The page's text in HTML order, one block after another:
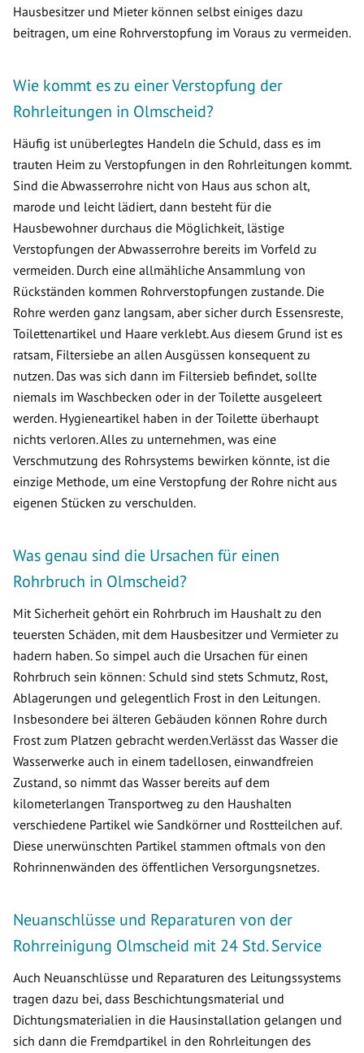
Hausbesitzer und Mieter können selbst einiges dazu
beitragen, um eine Rohrverstopfung im Voraus zu vermeiden.
Wie kommt es zu einer Verstopfung der
Rohrleitungen in Olmscheid?
Häufig ist unüberlegtes Handeln die Schuld, dass es im
trauten Heim zu Verstopfungen in den Rohrleitungen kommt.
Sind die Abwasserrohre nicht von Haus aus schon alt,
marode und leicht lädiert, dann besteht für die
Hausbewohner durchaus die Möglichkeit, lästige
Verstopfungen der Abwasserrohre bereits im Vorfeld zu
vermeiden. Durch eine allmähliche Ansammlung von
Rückständen kommen Rohrverstopfungen zustande. Die
Rohre werden ganz langsam, aber sicher durch Essensreste,
Toilettenartikel und Haare verklebt. Aus diesem Grund ist es
ratsam, Filtersiebe an allen Ausgüssen konsequent zu
nutzen. Das was sich dann im Filtersieb befindet, sollte
niemals im Waschbecken oder in der Toilette ausgeleert
werden. Hygieneartikel haben in der Toilette überhaupt
nichts verloren. Alles zu unternehmen, was eine
Verschmutzung des Rohrsystems bewirken könnte, ist die
einzige Methode, um eine Verstopfung der Rohre nicht aus
eigenen Stücken zu verschulden.
Was genau sind die Ursachen für einen
Rohrbruch in Olmscheid?
Mit Sicherheit gehört ein Rohrbruch im Haushalt zu den
teuersten Schäden, mit dem Hausbesitzer und Vermieter zu
hadern haben. So simpel auch die Ursachen für einen
Rohrbruch sein können: Schuld sind stets Schmutz, Rost,
Ablagerungen und gelegentlich Frost in den Leitungen.
Insbesondere bei älteren Gebäuden können Rohre durch
Frost zum Platzen gebracht werden.Verlässt das Wasser die
Wasserwerke auch in einem tadellosen, einwandfreien
Zustand, so nimmt das Wasser bereits auf dem
kilometerlangen Transportweg zu den Haushalten
verschiedene Partikel wie Sandkörner und Rostteilchen auf.
Diese unerwünschten Partikel stammen oftmals von den
Rohrinnenwänden des öffentlichen Versorgungsnetzes.
Neuanschlüsse und Reparaturen von der
Rohrreinigung Olmscheid mit 24 Std. Service
Auch Neuanschlüsse und Reparaturen des Leitungssystems
tragen dazu bei, dass Beschichtungsmaterial und
Dichtungsmaterialien in die Hausinstallation gelangen und
sich dann die Fremdpartikel in den Rohrleitungen des